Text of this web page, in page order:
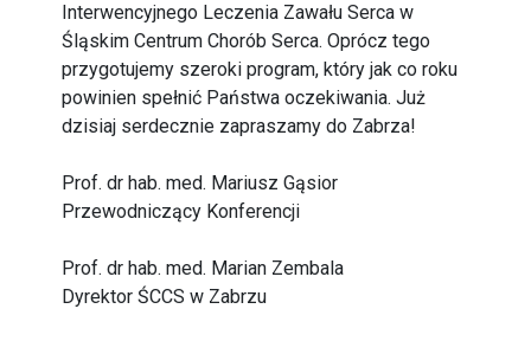
Interwencyjnego Leczenia Zawału Serca w
Śląskim Centrum Chorób Serca. Oprócz tego
przygotujemy szeroki program, który jak co roku
powinien spełnić Państwa oczekiwania. Już
dzisiaj serdecznie zapraszamy do Zabrza!
Prof. dr hab. med. Mariusz Gąsior
Przewodniczący Konferencji
Prof. dr hab. med. Marian Zembala
Dyrektor ŚCCS w Zabrzu